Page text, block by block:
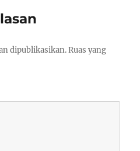
dipublikasikan. Ruas yang